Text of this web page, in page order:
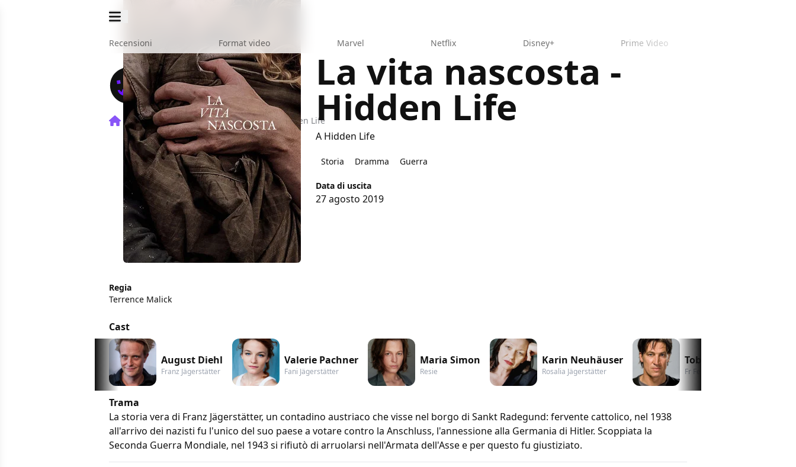
Recensioni Format video Marvel Netflix Disney+ Prime Video
Home Film La vita nascosta - Hidden Life
La vita nascosta -
Hidden Life
A Hidden Life
Storia Dramma Guerra
Data di uscita
27 agosto 2019
Regia
Terrence Malick
Cast
August Diehl
Franz Jägerstätter
Valerie Pachner
Fani Jägerstätter
Maria Simon
Resie
Karin Neuhäuser
Rosalia Jägerstätter
Tobias Moretti
Fr Ferdinand Fürthauer
Trama
La storia vera di Franz Jägerstätter, un contadino austriaco che visse nel borgo di Sankt Radegund: fervente cattolico, nel 1938
all'arrivo dei nazisti fu l'unico del suo paese a votare contro la Anschluss, l'annessione alla Germania di Hitler. Scoppiata la
Seconda Guerra Mondiale, nel 1943 si rifiutò di arruolarsi nell'Armata dell'Asse e per questo fu giustiziato.